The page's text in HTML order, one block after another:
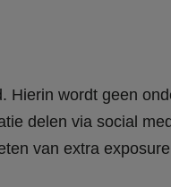
Hierin wordt geen
delen via social
van extra